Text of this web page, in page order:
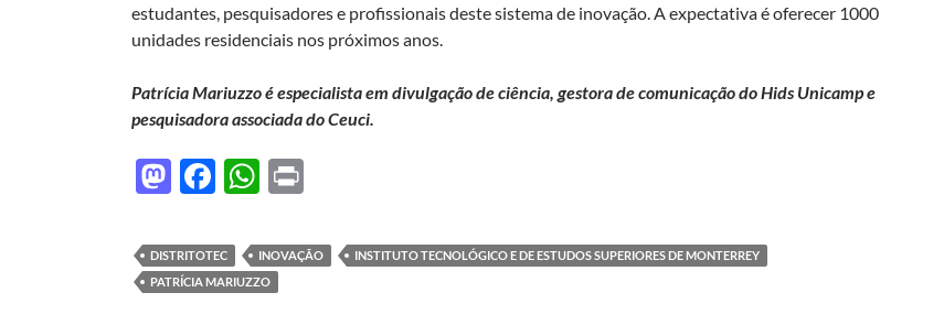
estudantes, pesquisadores e profissionais deste sistema de inovação. A expectativa é oferecer 1000
unidades residenciais nos próximos anos.
Patrícia Mariuzzo é especialista em divulgação de ciência, gestora de comunicação do Hids Unicamp e
pesquisadora associada do Ceuci.
M
to
d
F
e
b
W
at
s
nt
DISTRITOTEC INOVAÇÃO
INSTITUTO TECNOLÓGICO E DE ESTUDOS SUPERIORES DE MONTERREY
PATRÍCIA MARIUZZO